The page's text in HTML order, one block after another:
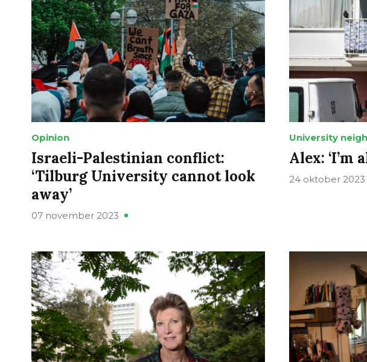
Opinion
Israeli-Palestinian conflict:
‘Tilburg University cannot look
away’
07 november 2023
University
Alex: ‘I’m
24 oktober 2023